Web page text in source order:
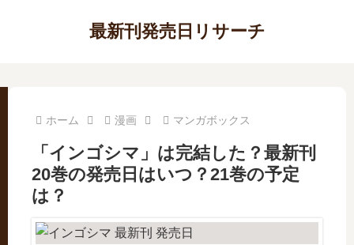
最新刊発売日リサーチ
ホーム 漫画 マンガボックス
「インゴシマ」は完結した？最新刊
20巻の発売日はいつ？21巻の予定
は？